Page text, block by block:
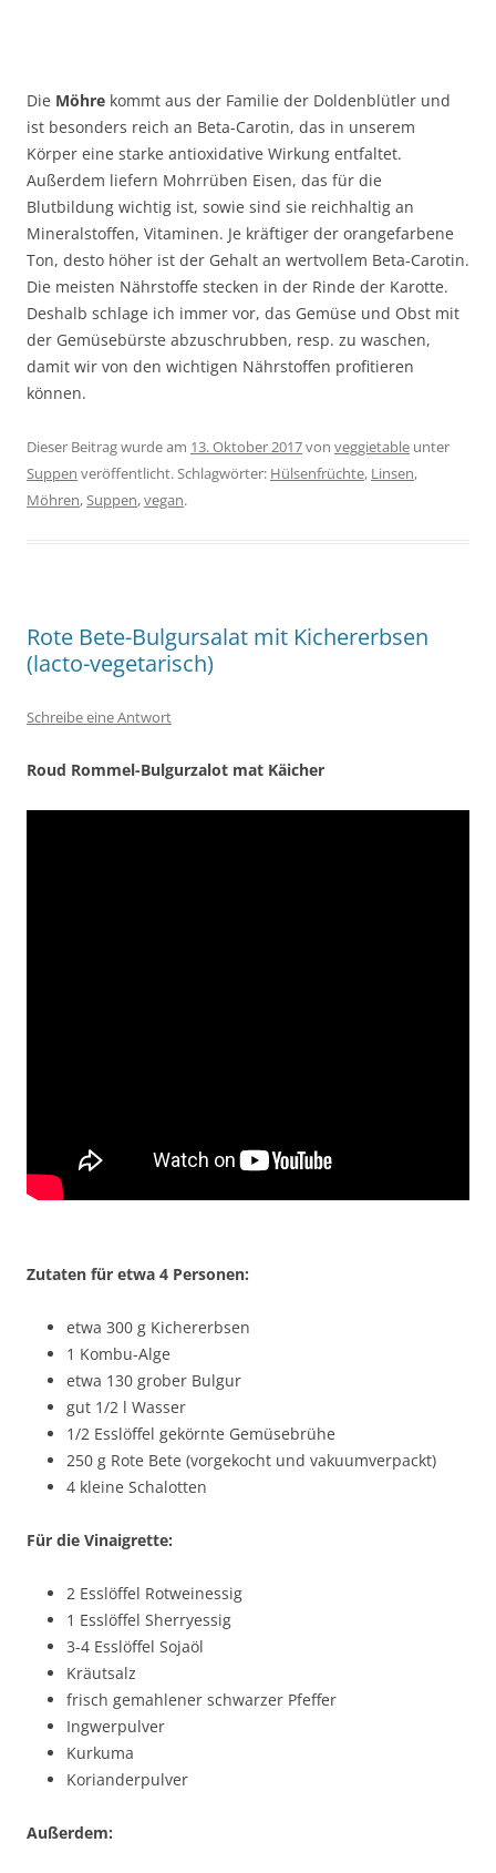
Die Möhre kommt aus der Familie der Doldenblütler und
ist besonders reich an Beta-Carotin, das in unserem
Körper eine starke antioxidative Wirkung entfaltet.
Außerdem liefern Mohrrüben Eisen, das für die
Blutbildung wichtig ist, sowie sind sie reichhaltig an
Mineralstoffen, Vitaminen. Je kräftiger der orangefarbene
Ton, desto höher ist der Gehalt an wertvollem Beta-Carotin.
Die meisten Nährstoffe stecken in der Rinde der Karotte.
Deshalb schlage ich immer vor, das Gemüse und Obst mit
der Gemüsebürste abzuschrubben, resp. zu waschen,
damit wir von den wichtigen Nährstoffen profitieren
können.
Dieser Beitrag wurde am 13. Oktober 2017von veggietable unter
Suppen veröffentlicht. Schlagwörter: Hülsenfrüchte, Linsen,
Möhren,Suppen,vegan.
Rote Bete-Bulgursalat mit Kichererbsen
(lacto-vegetarisch)
Schreibe eine Antwort
Roud Rommel-Bulgurzalot mat Käicher
Zutaten für etwa 4 Personen:
etwa 300 g Kichererbsen
1 Kombu-Alge
etwa 130 grober Bulgur
gut 1/2 l Wasser
1/2 Esslöffel gekörnte Gemüsebrühe
250 g Rote Bete (vorgekocht und vakuumverpackt)
4 kleine Schalotten
Für die Vinaigrette:
2 Esslöffel Rotweinessig
1 Esslöffel Sherryessig
3-4 Esslöffel Sojaöl
Kräutsalz
frisch gemahlener schwarzer Pfeffer
Ingwerpulver
Kurkuma
Korianderpulver
Außerdem: